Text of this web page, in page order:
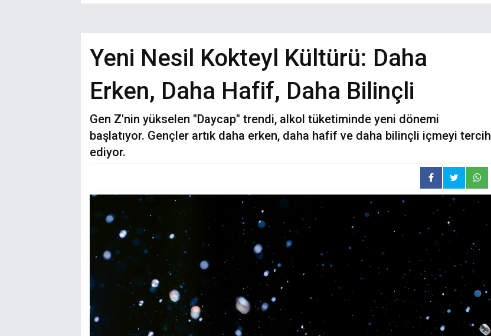
Yeni Nesil Kokteyl Kültürü: Daha
Erken, Daha Hafif, Daha Bilinçli
Gen Z'nin yükselen "Daycap" trendi, alkol tüketiminde yeni dönemi
başlatıyor. Gençler artık daha erken, daha hafif ve daha bilinçli içmeyi tercih
ediyor.